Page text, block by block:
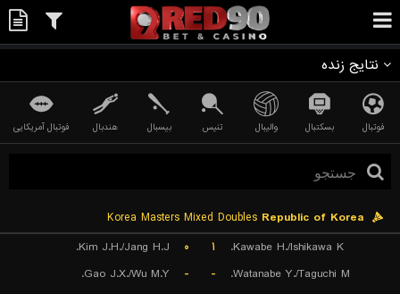
نتایج زنده
فوتبال بسکتبال والیبال تنیس بیسبال هندبال فوتبال آمریکایی
Republic of Korea
Kawabe H./Ishikawa K.
۱ ۰
Kim J.H./Jang H.J.
Watanabe Y./Taguchi M.
-
-
Gao J.X./Wu M.Y.